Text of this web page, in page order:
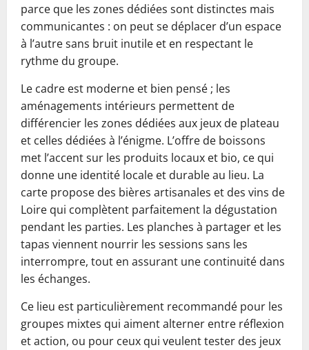
parce que les zones dédiées sont distinctes mais
communicantes : on peut se déplacer d’un espace
à l’autre sans bruit inutile et en respectant le
rythme du groupe.
Le cadre est moderne et bien pensé ; les
aménagements intérieurs permettent de
différencier les zones dédiées aux jeux de plateau
et celles dédiées à l’énigme. L’offre de boissons
met l’accent sur les produits locaux et bio, ce qui
donne une identité locale et durable au lieu. La
carte propose des bières artisanales et des vins de
Loire qui complètent parfaitement la dégustation
pendant les parties. Les planches à partager et les
tapas viennent nourrir les sessions sans les
interrompre, tout en assurant une continuité dans
les échanges.
Ce lieu est particulièrement recommandé pour les
groupes mixtes qui aiment alterner entre réflexion
et action, ou pour ceux qui veulent tester des jeux